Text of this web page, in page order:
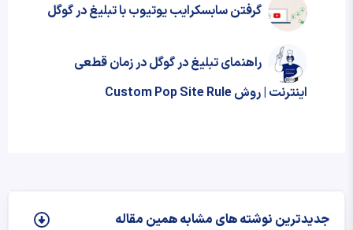
گرفتن سابسکرایب یوتیوب با تبلیغ در گوگل
راهنمای تبلیغ در گوگل در زمان قطعی
اینترنت | روش Custom Pop Site Rule
جدیدترین نوشته‌ های مشابه همین مقاله